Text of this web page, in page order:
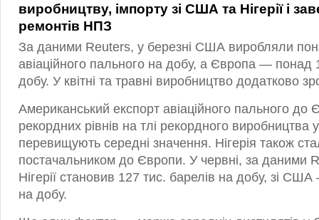
виробництву, імпорту зі США та Нігерії і
ремонтів НПЗ
За даними Reuters, у березні США виробляли
авіаційного пального на добу, а Європа — понад
добу. У квітні та травні виробництво додатково
Американський експорт авіаційного пального до
рекордних рівнів на тлі рекордного
перевищують середні значення. Нігерія також
постачальником до Європи. У червні, за даними
Нігерії становив 127 тис. барелів на добу, зі
на добу.